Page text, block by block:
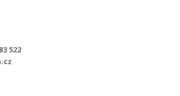
522